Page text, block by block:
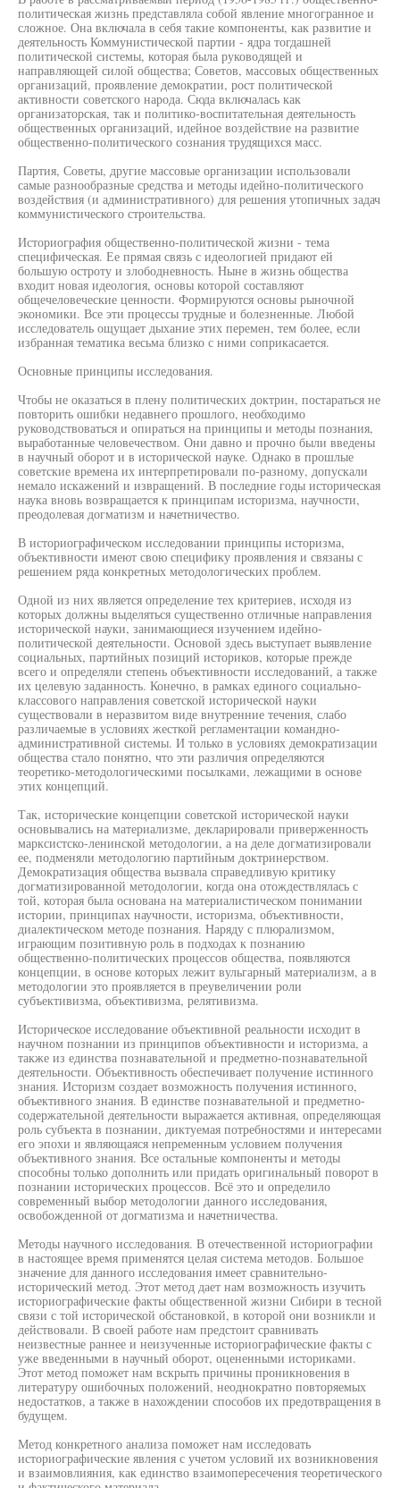
политическая жизнь представляла собой явление многогранное и
сложное. Она включала в себя такие компоненты, как развитие и
деятельность Коммунистической партии - ядра тогдашней
политической системы, которая была руководящей и
направляющей силой общества; Советов, массовых общественных
организаций, проявление демократии, рост политической
активности советского народа. Сюда включалась как
организаторская, так и политико-воспитательная деятельность
общественных организаций, идейное воздействие на развитие
общественно-политического сознания трудящихся масс.
Партия, Советы, другие массовые организации использовали
самые разнообразные средства и методы идейно-политического
воздействия (и административного) для решения утопичных задач
коммунистического строительства.
Историография общественно-политической жизни - тема
специфическая. Ее прямая связь с идеологией придают ей
большую остроту и злободневность. Ныне в жизнь общества
входит новая идеология, основы которой составляют
общечеловеческие ценности. Формируются основы рыночной
экономики. Все эти процессы трудные и болезненные. Любой
исследователь ощущает дыхание этих перемен, тем более, если
избранная тематика весьма близко с ними соприкасается.
Основные принципы исследования.
Чтобы не оказаться в плену политических доктрин, постараться не
повторить ошибки недавнего прошлого, необходимо
руководствоваться и опираться на принципы и методы познания,
выработанные человечеством. Они давно и прочно были введены
в научный оборот и в исторической науке. Однако в прошлые
советские времена их интерпретировали по-разному, допускали
немало искажений и извращений. В последние годы историческая
наука вновь возвращается к принципам историзма, научности,
преодолевая догматизм и начетничество.
В историографическом исследовании принципы историзма,
объективности имеют свою специфику проявления и связаны с
решением ряда конкретных методологических проблем.
Одной из них является определение тех критериев, исходя из
которых должны выделяться существенно отличные направления
исторической науки, занимающиеся изучением идейно-
политической деятельности. Основой здесь выступает выявление
социальных, партийных позиций историков, которые прежде
всего и определяли степень объективности исследований, а также
их целевую заданность. Конечно, в рамках единого социально-
классового направления советской исторической науки
существовали в неразвитом виде внутренние течения, слабо
различаемые в условиях жесткой регламентации командно-
административной системы. И только в условиях демократизации
общества стало понятно, что эти различия определяются
теоретико-методологическими посылками, лежащими в основе
этих концепций.
Так, исторические концепции советской исторической науки
основывались на материализме, декларировали приверженность
марксистско-ленинской методологии, а на деле догматизировали
ее, подменяли методологию партийным доктринерством.
Демократизация общества вызвала справедливую критику
догматизированной методологии, когда она отождествлялась с
той, которая была основана на материалистическом понимании
истории, принципах научности, историзма, объективности,
диалектическом методе познания. Наряду с плюрализмом,
играющим позитивную роль в подходах к познанию
общественно-политических процессов общества, появляются
концепции, в основе которых лежит вульгарный материализм, а в
методологии это проявляется в преувеличении роли
субъективизма, объективизма, релятивизма.
Историческое исследование объективной реальности исходит в
научном познании из принципов объективности и историзма, а
также из единства познавательной и предметно-познавательной
деятельности. Объективность обеспечивает получение истинного
знания. Историзм создает возможность получения истинного,
объективного знания. В единстве познавательной и предметно-
содержательной деятельности выражается активная, определяющая
роль субъекта в познании, диктуемая потребностями и интересами
его эпохи и являющаяся непременным условием получения
объективного знания. Все остальные компоненты и методы
способны только дополнить или придать оригинальный поворот в
познании исторических процессов. Всё это и определило
современный выбор методологии данного исследования,
освобожденной от догматизма и начетничества.
Методы научного исследования. В отечественной историографии
в настоящее время применятся целая система методов. Большое
значение для данного исследования имеет сравнительно-
исторический метод. Этот метод дает нам возможность изучить
историографические факты общественной жизни Сибири в тесной
связи с той исторической обстановкой, в которой они возникли и
действовали. В своей работе нам предстоит сравнивать
неизвестные раннее и неизученные историографические факты с
уже введенными в научный оборот, оцененными историками.
Этот метод поможет нам вскрыть причины проникновения в
литературу ошибочных положений, неоднократно повторяемых
недостатков, а также в нахождении способов их предотвращения в
будущем.
Метод конкретного анализа поможет нам исследовать
историографические явления с учетом условий их возникновения
и взаимовлияния, как единство взаимопересечения теоретического